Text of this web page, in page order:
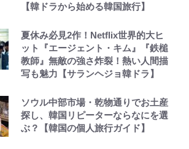
【韓ドラから始める韓国旅行】
夏休み必見2作！Netflix世界的大ヒ
ット『エージェント・キム』『鉄槌
教師』無敵の強さ炸裂！熱い人間描
写も魅力【サランヘジョ韓ドラ】
ソウル中部市場・乾物通りでお土産
探し、韓国リピーターならなにを選
ぶ？【韓国の個人旅行ガイド】